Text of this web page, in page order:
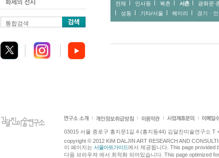
통합검색
전체 인사동 북촌 서촌
광화문∙
성동
기타/서울 헤이리 경기ㆍ
03015 서울 종로구 홍지문1길 4 (홍지동44) 김달진미술연구소 T
copyright © 2012 KIM DALJIN ART RESEARCH AND
이 페이지는 서울아트가이드에서 제공됩니다. This page provided
다음 브라우져 에서 최적화 되어있습니다. This page optimized